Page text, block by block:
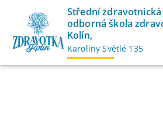
obsah
Střední zdravotnická
odborná škola
Kolín,
Karoliny Světlé 135